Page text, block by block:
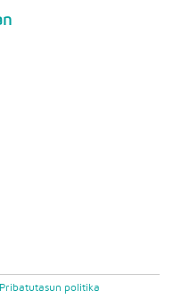
Pribatutasun politika